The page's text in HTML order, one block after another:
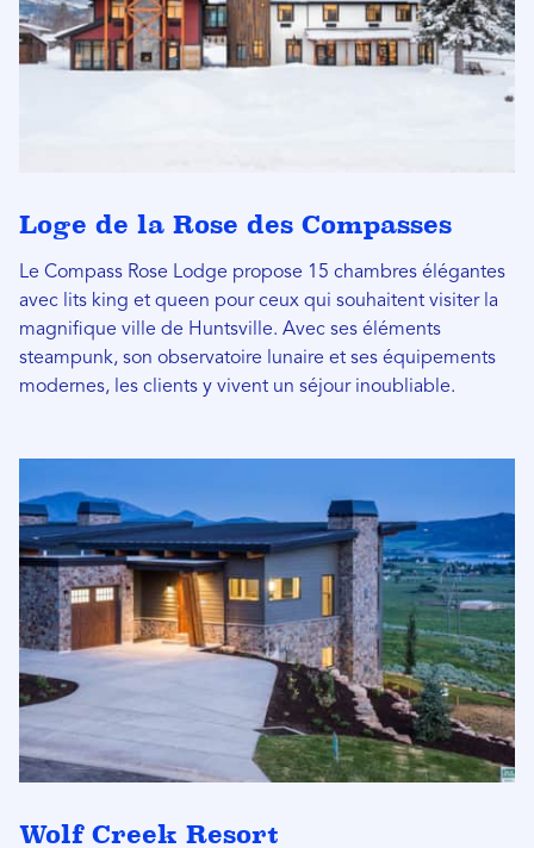
Loge de la Rose des Compasses
Le Compass Rose Lodge propose 15 chambres élégantes
avec lits king et queen pour ceux qui souhaitent visiter la
magnifique ville de Huntsville. Avec ses éléments
steampunk, son observatoire lunaire et ses équipements
modernes, les clients y vivent un séjour inoubliable.
Wolf Creek Resort